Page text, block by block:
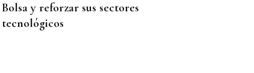
Bolsa y reforzar sus sectores
tecnológicos